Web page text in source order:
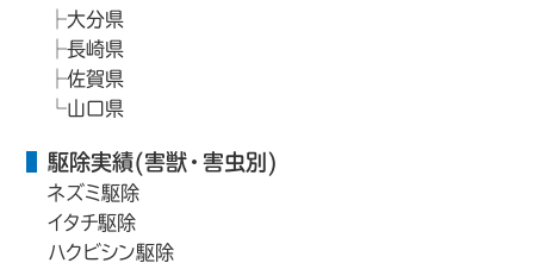
大分県
長崎県
佐賀県
山口県
駆除実績(害獣・害虫別)
ネズミ駆除
イタチ駆除
ハクビシン駆除